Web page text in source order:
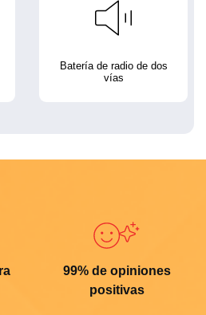
Batería de radio de dos
vías
99% de opiniones
positivas